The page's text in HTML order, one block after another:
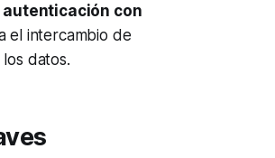
autenticación con
el intercambio de
datos.